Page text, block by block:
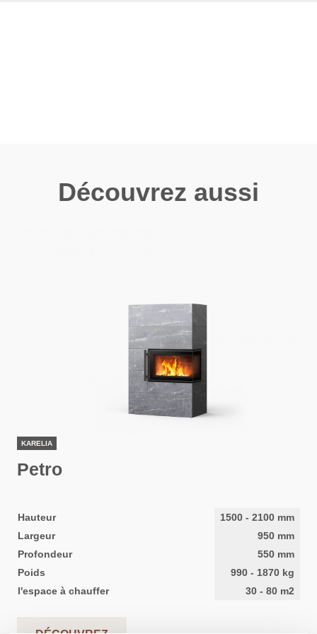
Découvrez aussi
KARELIA
Petro
Hauteur 1500 - 2100 mm
Largeur
950 mm
Profondeur
550 mm
Poids
990 - 1870 kg
l'espace à chauffer
30 - 80 m2